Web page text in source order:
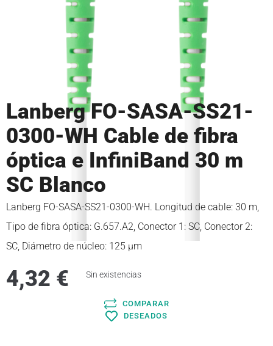
Lanberg FO-SASA-SS21-
0300-WH Cable de fibra
óptica e InfiniBand 30 m
SC Blanco
Lanberg FO-SASA-SS21-0300-WH. Longitud de cable: 30 m,
Tipo de fibra óptica: G.657.A2, Conector 1: SC, Conector 2:
SC, Diámetro de núcleo: 125 µm
4,32 € Sin existencias
COMPARAR
DESEADOS